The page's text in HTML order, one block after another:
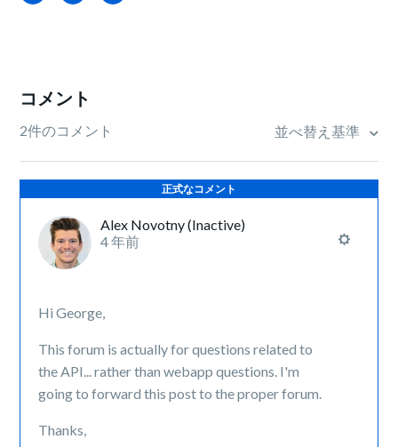
コメント
2件のコメント 並べ替え基準
正式なコメント
Alex Novotny (Inactive)
4 年前
Hi George,
This forum is actually for questions related to
the API... rather than webapp questions. I'm
going to forward this post to the proper forum.
Thanks,